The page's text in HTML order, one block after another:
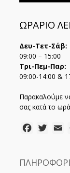
ΩΡΑΡΙΟ
Δευ-Τετ-Σάβ:
09:00 – 15:00
Τρι-Πεμ-Παρ:
09:00-14:00 &
Παρακαλούμε
σας κατά το
Facebook